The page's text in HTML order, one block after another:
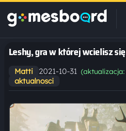
Leshy, gra w której wcielisz
Matti 2021-10-31
aktualnosci